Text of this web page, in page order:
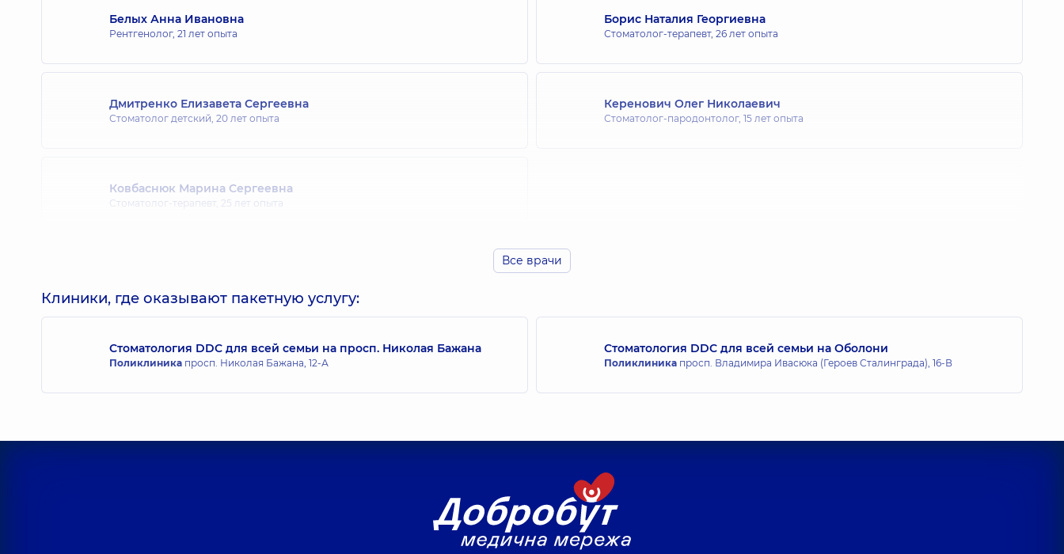
Белых Анна Ивановна
Рентгенолог, 21 лет опыта
Борис Наталия Георгиевна
Стоматолог-терапевт, 26 лет опыта
Дмитренко Елизавета Сергеевна
Стоматолог детский, 20 лет опыта
Керенович Олег Николаевич
Стоматолог-пародонтолог, 15 лет опыта
Ковбаснюк Марина Сергеевна
Стоматолог-терапевт, 25 лет опыта
Все врачи
Клиники, где оказывают пакетную услугу:
Стоматология DDC для всей семьи на просп. Николая Бажана
Поликлиника просп. Николая Бажана, 12-А
Стоматология DDC для всей семьи на Оболони
Поликлиника просп. Владимира Ивасюка (Героев Сталинграда), 16-В